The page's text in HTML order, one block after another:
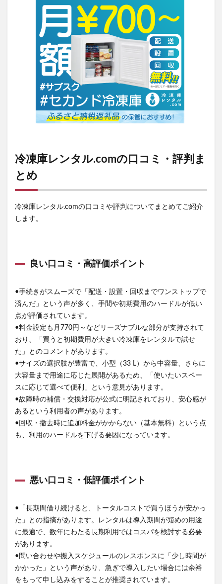
冷凍庫レンタル.comの口コミ・評判ま
とめ
冷凍庫レンタル.comの口コミや評判についてまとめてご紹介
します。
良い口コミ・高評価ポイント
•手続きがスムーズで「配送・設置・回収までワンストップで
済んだ」という声が多く、手間や初期費用のハードルが低い
点が評価されています。
•料金設定も月770円～などリーズナブルな部分が支持されて
おり、「買うと初期費用が大きい冷凍庫をレンタルで試せ
た」とのコメントがあります。
•サイズの選択肢が豊富で、小型（33 L）から中容量、さらに
大容量まで用途に応じた展開があるため、「使いたいスペー
スに応じて選べて便利」という意見があります。
•故障時の補償・交換対応が公式に明記されており、安心感が
あるという利用者の声があります。
•回収・撤去時に追加料金がかからない（基本無料）という点
も、利用のハードルを下げる要因になっています。
悪い口コミ・低評価ポイント
•「長期間借り続けると、トータルコストで買うほうが安かっ
た」との指摘があります。レンタルは導入期間が短めの用途
に最適で、数年にわたる長期利用ではコスパを検討する必要
があります。
•問い合わせや搬入スケジュールのレスポンスに「少し時間が
かかった」という声があり、急ぎで導入したい場合には余裕
をもって申し込みをすることが推奨されています。